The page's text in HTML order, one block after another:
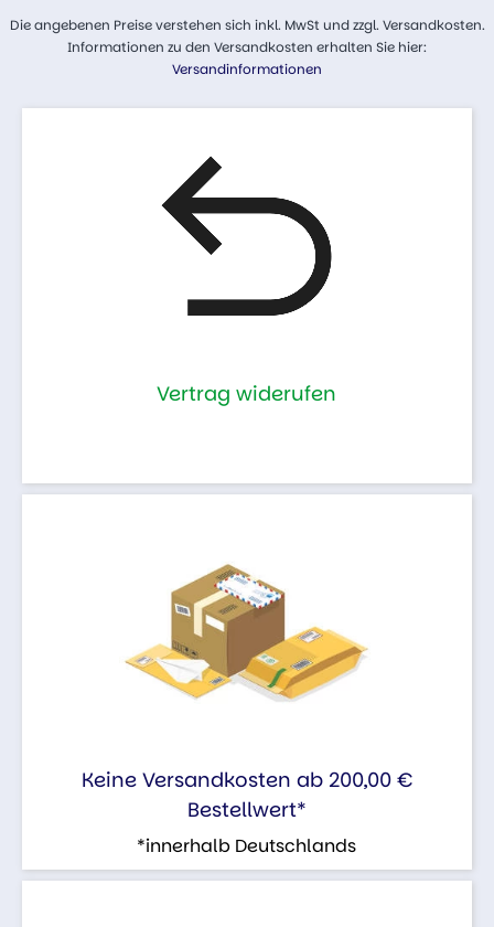
Die angebenen Preise verstehen sich inkl. MwSt und zzgl. Versandkosten.
Informationen zu den Versandkosten erhalten Sie hier:
Versandinformationen
Vertrag widerufen
Keine Versandkosten ab 200,00 €
Bestellwert*
*innerhalb Deutschlands